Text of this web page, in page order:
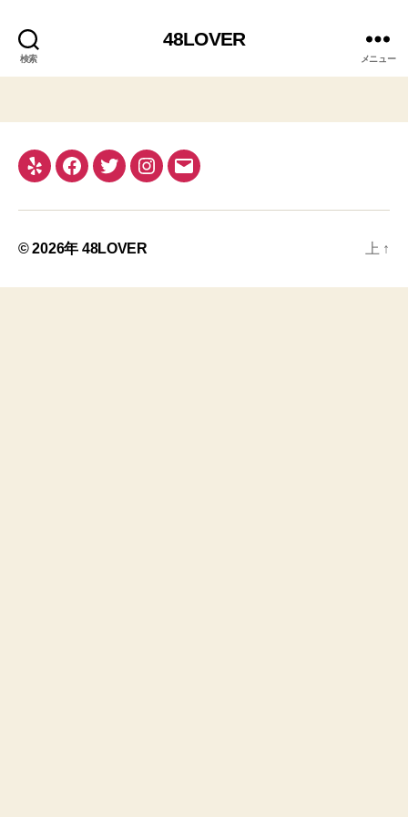
検索
48LOVER
メニュー
Yelp Facebook
TwitterInstagram
メ
© 2026年 48LOVER 上 ↑